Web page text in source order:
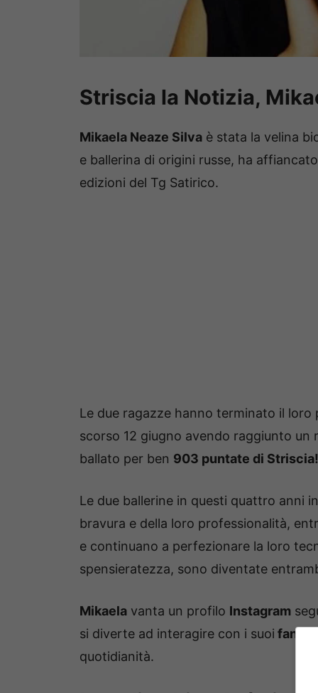
Striscia la Notizia,
Mikaela Neaze Silva è stata la velina
e ballerina di origini russe, ha
edizioni del Tg Satirico.
Le due ragazze hanno terminato il
scorso 12 giugno avendo raggiunto un
ballato per ben 903 puntate di Striscia!
Le due ballerine in questi quattro anni
bravura e della loro professionalità,
e continuano a perfezionare la loro
spensieratezza, sono diventate
Mikaela vanta un profilo Instagram
si diverte ad interagire con i suoi fan
quotidianità.